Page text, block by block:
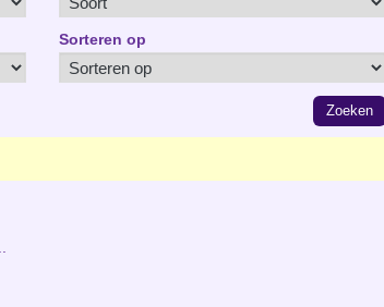
Sorteren op